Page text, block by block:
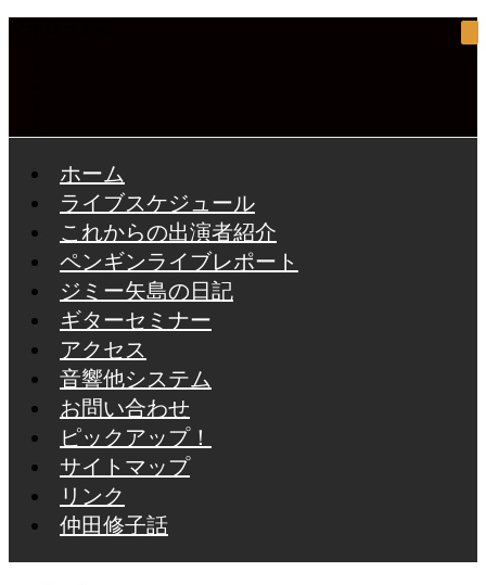
ホーム
ライブスケジュール
これからの出演者紹介
ペンギンライブレポート
ジミー矢島の日記
ギターセミナー
アクセス
音響他システム
お問い合わせ
ピックアップ！
サイトマップ
リンク
仲田修子話